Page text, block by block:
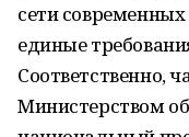
сети
единые
Соответственно,
Министерством